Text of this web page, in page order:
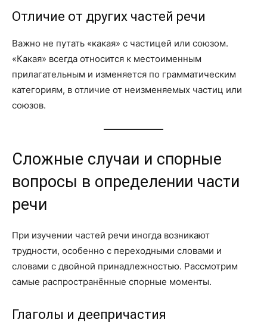
Отличие от других частей речи
Важно не путать «какая» с частицей или союзом.
«Какая» всегда относится к местоименным
прилагательным и изменяется по грамматическим
категориям, в отличие от неизменяемых частиц или
союзов.
Сложные случаи и спорные
вопросы в определении части
речи
При изучении частей речи иногда возникают
трудности, особенно с переходными словами и
словами с двойной принадлежностью. Рассмотрим
самые распространённые спорные моменты.
Глаголы и деепричастия